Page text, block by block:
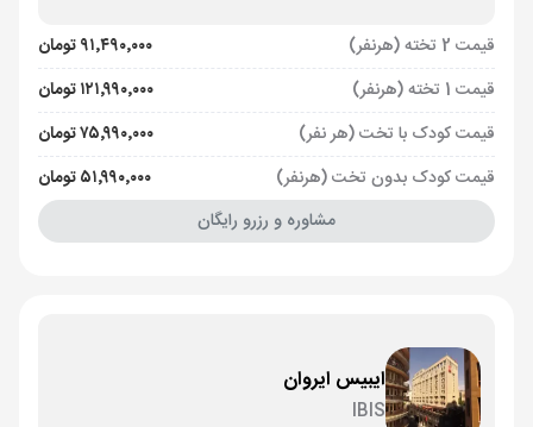
قیمت 2 تخته (هرنفر)
۹۱٬۴۹۰٬۰۰۰ تومان
قیمت 1 تخته (هرنفر)
۱۲۱٬۹۹۰٬۰۰۰ تومان
قیمت کودک با تخت (هر نفر)
۷۵٬۹۹۰٬۰۰۰ تومان
قیمت کودک بدون تخت (هرنفر)
۵۱٬۹۹۰٬۰۰۰ تومان
مشاوره و رزرو رایگان
ایبیس ایروان
IBIS